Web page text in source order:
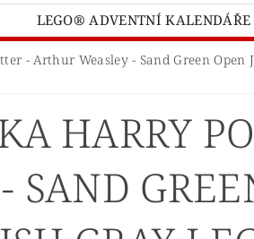
LEGO® ADVENTNÍ KALENDÁŘE
LEGO® BATMAN MOVIE
CITY LEGO® CLASSIC
LEGO® EDITIONS
KOUZELNÝ DOMEK
- Arthur Weasley - Sand Green Open
HARRY
SAND